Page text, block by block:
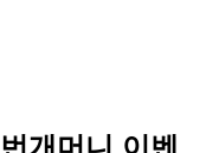
개머니 이벤